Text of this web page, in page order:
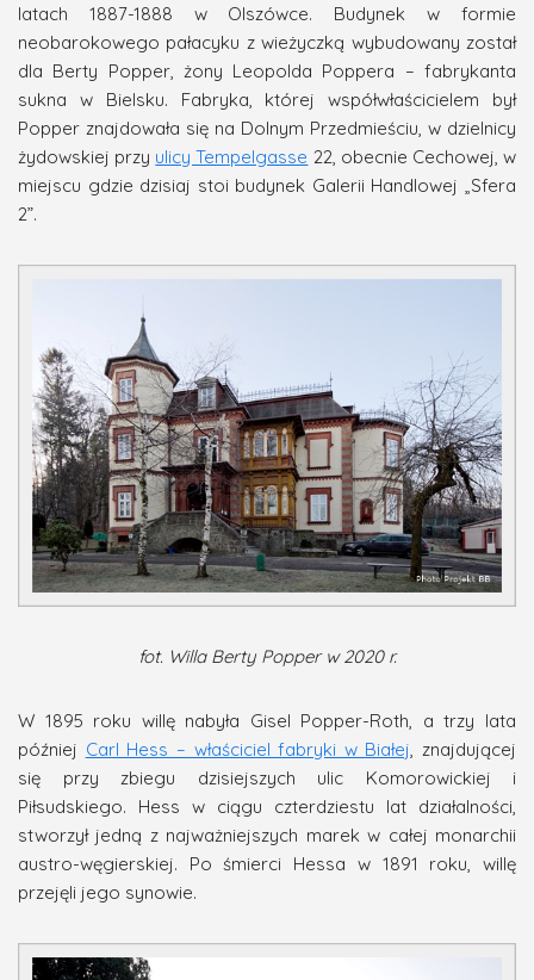
latach 1887-1888 w Olszówce. Budynek w formie
neobarokowego pałacyku z wieżyczką wybudowany został
dla Berty Popper, żony Leopolda Poppera – fabrykanta
sukna w Bielsku. Fabryka, której współwłaścicielem był
Popper znajdowała się na Dolnym Przedmieściu, w dzielnicy
żydowskiej przy ulicy Tempelgasse 22, obecnie Cechowej, w
miejscu gdzie dzisiaj stoi budynek Galerii Handlowej „Sfera
2”.
fot. Willa Berty Popper w 2020 r.
W 1895 roku willę nabyła Gisel Popper-Roth, a trzy lata
później Carl Hess – właściciel fabryki w Białej , znajdującej
się przy zbiegu dzisiejszych ulic Komorowickiej i
Piłsudskiego. Hess w ciągu czterdziestu lat działalności,
stworzył jedną z najważniejszych marek w całej monarchii
austro-węgierskiej. Po śmierci Hessa w 1891 roku, willę
przejęli jego synowie.